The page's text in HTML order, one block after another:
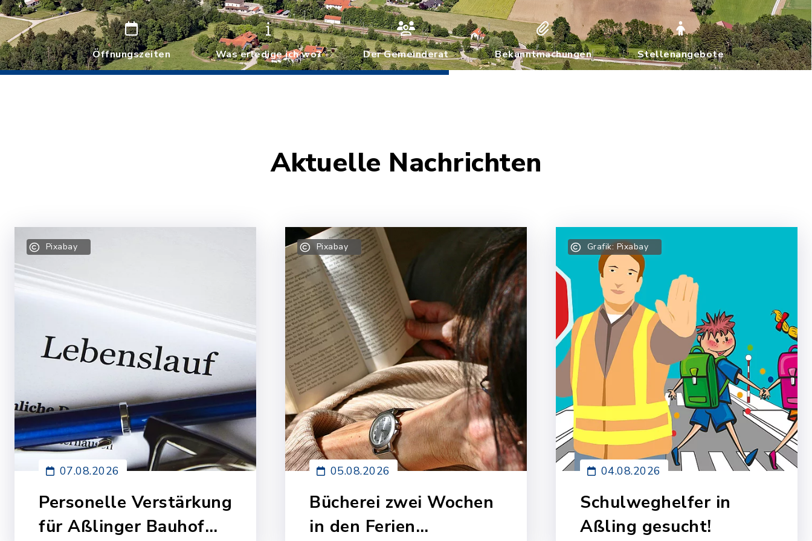
Öffnungszeiten Was erledige ich wo? Der Gemeinderat Bekanntmachungen Stellenangebote
Aktuelle Nachrichten
Pixabay
07.08.2026
Personelle Verstärkung
für Aßlinger Bauhof
Pixabay
05.08.2026
Bücherei zwei Wochen
in den Ferien
Grafik: Pixabay
04.08.2026
Schulweghelfer in
Aßling gesucht!